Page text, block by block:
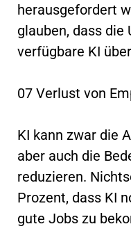
herausgefordert
glauben, dass die
verfügbare KI
07 Verlust von
KI kann zwar die
aber auch die
reduzieren.
Prozent, dass KI
gute Jobs zu